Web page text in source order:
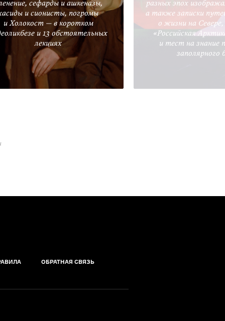
сефарды и ашкеназы,
и сионисты, погромы
и Холокост — в коротком
и 13 обстоятельных
лекциях
разных эпох
а также записки
о жизни на
«Российская
и тест на знание
заполярного
ОБРАТНАЯ СВЯЗЬ